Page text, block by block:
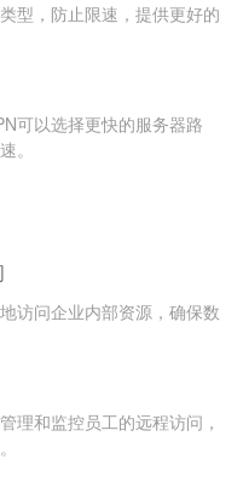
型，防止限速，提供更好的
可以选择更快的服务器路
。
访问企业内部资源，确保数
理和监控员工的远程访问，